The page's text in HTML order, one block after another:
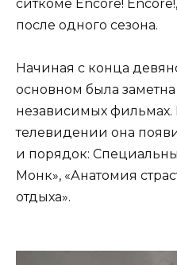
ситкоме Encore!
после одного сезона.
Начиная с конца
основном была
независимых
телевидении она
и порядок:
Монк», «Анатомия
отдыха».